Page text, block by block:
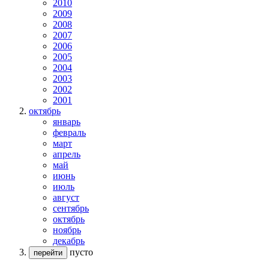
2010
2009
2008
2007
2006
2005
2004
2003
2002
2001
октябрь
январь
февраль
март
апрель
май
июнь
июль
август
сентябрь
октябрь
ноябрь
декабрь
перейти пусто